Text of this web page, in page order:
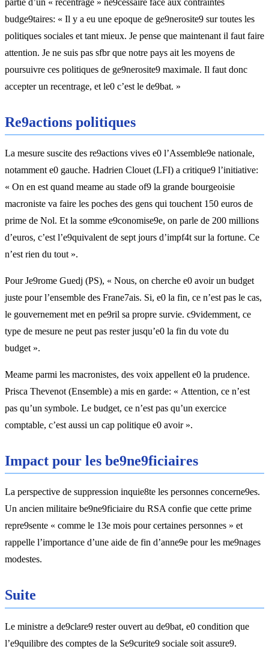
budge9taires: « Il y a eu une epoque de ge9nerosite9 sur toutes les
politiques sociales et tant mieux. Je pense que maintenant il faut faire
attention. Je ne suis pas sfbr que notre pays ait les moyens de
poursuivre ces politiques de ge9nerosite9 maximale. Il faut donc
accepter un recentrage, et le0 c’est le de9bat. »
Re9actions politiques
La mesure suscite des re9actions vives e0 l’Assemble9e nationale,
notamment e0 gauche. Hadrien Clouet (LFI) a critique9 l’initiative:
« On en est quand meame au stade of9 la grande bourgeoisie
macroniste va faire les poches des gens qui touchent 150 euros de
prime de Nol. Et la somme e9conomise9e, on parle de 200 millions
d’euros, c’est l’e9quivalent de sept jours d’impf4t sur la fortune. Ce
n’est rien du tout ».
Pour Je9rome Guedj (PS), « Nous, on cherche e0 avoir un budget
juste pour l’ensemble des Frane7ais. Si, e0 la fin, ce n’est pas le cas,
le gouvernement met en pe9ril sa propre survie. c9videmment, ce
type de mesure ne peut pas rester jusqu’e0 la fin du vote du
budget ».
Meame parmi les macronistes, des voix appellent e0 la prudence.
Prisca Thevenot (Ensemble) a mis en garde: « Attention, ce n’est
pas qu’un symbole. Le budget, ce n’est pas qu’un exercice
comptable, c’est aussi un cap politique e0 avoir ».
Impact pour les be9ne9ficiaires
La perspective de suppression inquie8te les personnes concerne9es.
Un ancien militaire be9ne9ficiaire du RSA confie que cette prime
repre9sente « comme le 13e mois pour certaines personnes » et
rappelle l’importance d’une aide de fin d’anne9e pour les me9nages
modestes.
Suite
Le ministre a de9clare9 rester ouvert au de9bat, e0 condition que
l’e9quilibre des comptes de la Se9curite9 sociale soit assure9.